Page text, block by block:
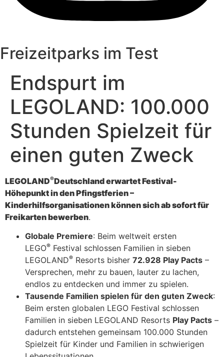
Freizeitparks im Test
Endspurt im
LEGOLAND: 100.000
Stunden Spielzeit für
einen guten Zweck
LEGOLAND®Deutschland erwartet Festival-
Höhepunkt in den Pfingstferien –
Kinderhilfsorganisationen können sich ab sofort für
Freikarten bewerben.
Globale Premiere: Beim weltweit ersten
LEGO® Festival schlossen Familien in sieben
LEGOLAND® Resorts bisher 72.928 Play Pacts –
Versprechen, mehr zu bauen, lauter zu lachen,
endlos zu entdecken und immer zu spielen.
Tausende Familien spielen für den guten Zweck:
Beim ersten globalen LEGO Festival schlossen
Familien in sieben LEGOLAND Resorts Play Pacts –
dadurch entstehen gemeinsam 100.000 Stunden
Spielzeit für Kinder und Familien in schwierigen